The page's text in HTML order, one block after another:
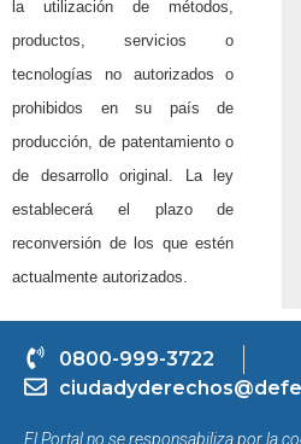
la utilización de métodos,
productos, servicios o
tecnologías no autorizados o
prohibidos en su país de
producción, de patentamiento o
de desarrollo original. La ley
establecerá el plazo de
reconversión de los que estén
actualmente autorizados.
0800-999-3722
El Portal no se responsabiliza por la